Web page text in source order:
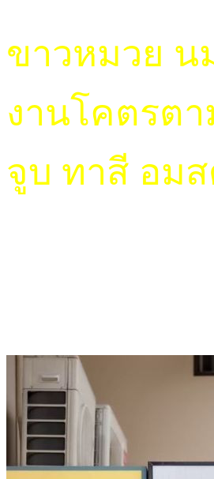
ขาวหมวย น
งานโคตรต
จูบ ทาสี อม